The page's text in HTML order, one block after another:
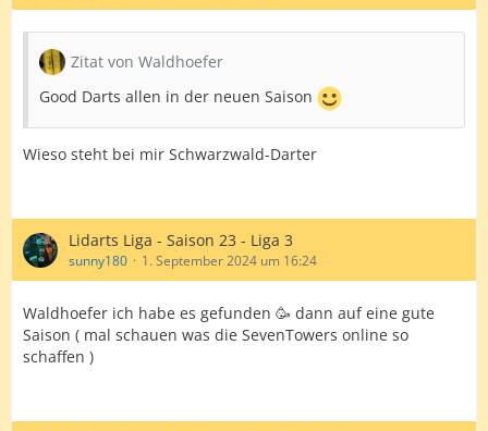
Zitat von Waldhoefer
Good Darts allen in der neuen Saison
Wieso steht bei mir Schwarzwald-Darter
Lidarts Liga - Saison 23 - Liga 3
sunny180 1. September 2024 um 16:24
Waldhoefer ich habe es gefunden 🥳 dann auf eine gute
Saison ( mal schauen was die SevenTowers online so
schaffen )